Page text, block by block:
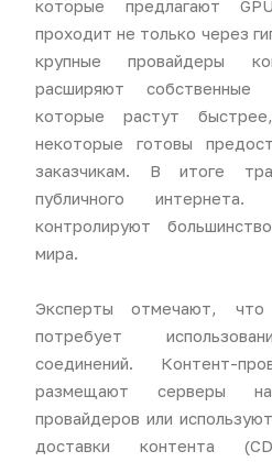
которые предлагают
проходит не только через
крупные провайдеры
расширяют собственные
которые растут
некоторые готовы
заказчикам. В итоге
публичного интернета.
контролируют
мира.
Эксперты отмечают, что
потребует
соединений. Контент-
размещают серверы
провайдеров или
доставки контента